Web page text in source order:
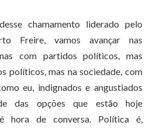
chamamento liderado pelo
Freire, vamos avançar nas
com partidos políticos, mas
políticos, mas na sociedade, com
eu, indignados e angustiados
das opções que estão hoje
hora de conversa. Política é,